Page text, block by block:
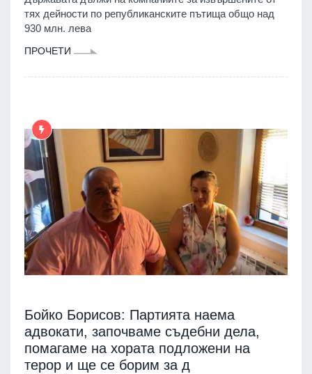
тях дейности по републиканските пътища общо над
930 млн. лева
ПРОЧЕТИ
Бойко Борисов: Партията наема
адвокати, започваме съдебни дела,
помагаме на хората подложени на
терор и ще се борим за д